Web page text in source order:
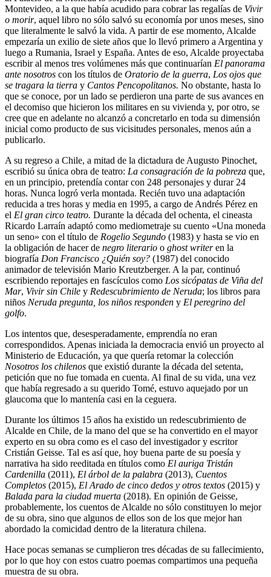
Montevideo, a la que había acudido para cobrar las regalías de Vivir
o morir, aquel libro no sólo salvó su economía por unos meses, sino
que literalmente le salvó la vida. A partir de ese momento, Alcalde
empezaría un exilio de siete años que lo llevó primero a Argentina y
luego a Rumania, Israel y España. Antes de eso, Alcalde proyectaba
escribir al menos tres volúmenes más que continuarían El panorama
ante nosotros con los títulos de Oratorio de la guerra, Los ojos que
se tragara la tierra y Cantos Pencopolitanos. No obstante, hasta lo
que se conoce, por un lado se perdieron una parte de sus avances en
el decomiso que hicieron los militares en su vivienda y, por otro, se
cree que en adelante no alcanzó a concretarlo en toda su dimensión
inicial como producto de sus vicisitudes personales, menos aún a
publicarlo.
A su regreso a Chile, a mitad de la dictadura de Augusto Pinochet,
escribió su única obra de teatro: La consagración de la pobreza que,
en un principio, pretendía contar con 248 personajes y durar 24
horas. Nunca logró verla montada. Recién tuvo una adaptación
reducida a tres horas y media en 1995, a cargo de Andrés Pérez en
el El gran circo teatro. Durante la década del ochenta, el cineasta
Ricardo Larraín adaptó como mediometraje su cuento «Una moneda
un seno» con el título de Rogelio Segundo (1983) y hasta se vio en
la obligación de hacer de negro literario o ghost writeren la
biografía Don Francisco ¿Quién soy? (1987) del conocido
animador de televisión Mario Kreutzberger. A la par, continuó
escribiendo reportajes en fascículos como Los sicópatas de Viña del
Mar, Vivir sin Chile y Redescubrimiento de Neruda; los libros para
niños Neruda pregunta, los niños responden y El peregrino del
golfo.
Los intentos que, desesperadamente, emprendía no eran
correspondidos. Apenas iniciada la democracia envió un proyecto al
Ministerio de Educación, ya que quería retomar la colección
Nosotros los chilenos que existió durante la década del setenta,
petición que no fue tomada en cuenta. Al final de su vida, una vez
que había regresado a su querido Tomé, estuvo aquejado por un
glaucoma que lo mantenía casi en la ceguera.
Durante los últimos 15 años ha existido un redescubrimiento de
Alcalde en Chile, de la mano del que se ha convertido en el mayor
experto en su obra como es el caso del investigador y escritor
Cristián Geisse. Tal es así que, hoy buena parte de su poesía y
narrativa ha sido reeditada en títulos como El auriga Tristán
Cardenilla (2011), El árbol de la palabra (2013), Cuentos
Completos (2015), El Arado de cinco dedos y otros textos (2015) y
Balada para la ciudad muerta (2018). En opinión de Geisse,
probablemente, los cuentos de Alcalde no sólo constituyen lo mejor
de su obra, sino que algunos de ellos son de los que mejor han
abordado la comicidad dentro de la literatura chilena.
Hace pocas semanas se cumplieron tres décadas de su fallecimiento,
por lo que hoy con estos cuatro poemas compartimos una pequeña
muestra de su obra.